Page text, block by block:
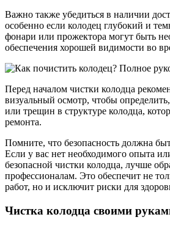
Важно также убедиться в наличии
особенно если колодец глубокий и
фонари или прожектора могут быть
обеспечения хорошей видимости во
Перед началом чистки колодца
визуальный осмотр, чтобы
или трещин в структуре колодца,
ремонта.
Помните, что безопасность должна
Если у вас нет необходимого опыта
безопасной чистки колодца, лучше
профессионалам. Это обеспечит не
работ, но и исключит риски для
Чистка колодца своими